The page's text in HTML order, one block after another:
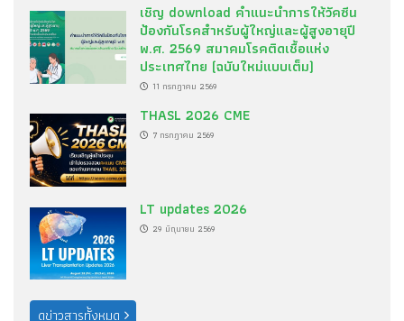
เชิญ download คำแนะนำการให้วัคซีน
ป้องกันโรคสำหรับผู้ใหญ่และผู้สูงอายุปี
พ.ศ. 2569 สมาคมโรคติดเชื้อแห่ง
ประเทศไทย (ฉบับใหม่แบบเต็ม)
11 กรกฎาคม 2569
THASL 2026 CME
7 กรกฎาคม 2569
LT updates 2026
29 มิถุนายน 2569
ดูข่าวสารทั้งหมด